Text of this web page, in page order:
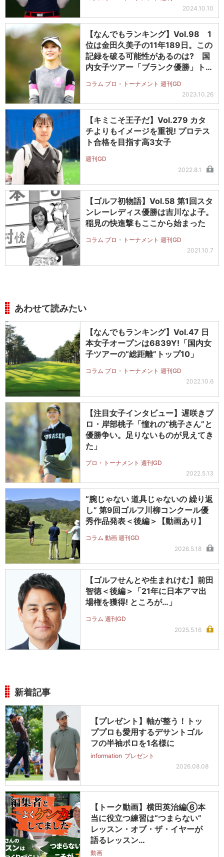
2024.10.10
【なんでもランキング】Vol.98 1
位は金田久美子の11年189日。この
記録を破る可能性があるのは? 国
内女子ツアー「ブランク優勝」トッ
コラム プロ・トーナメント 週刊GD
2023.10.26
【キミこそ王子だ】Vol.279 カタ
チよりもイメージを重視! プロテス
ト合格を目指す高3女子
週刊GD
2022.8.1
【ゴルフ初物語】Vol.58 第1回スタ
ンレーレディス優勝は吉川なよ子。
稲見の快進撃もここから始まった
コラム プロ・トーナメント 週刊GD
2021.10.7
あわせて読みたい
【なんでもランキング】Vol.47 日
本女子オープンは6839Y!「国内女
子ツアーの“総距離”トップ10」
コラム プロ・トーナメント 週刊GD
2022.10.6
【注目女子インタビュー】遅咲きプ
ロ・岸部桃子「憧れの“桃子さん”と
優勝争い。足りないものが見えてき
た」
プロ・トーナメント 週刊GD
2022.5.13
“腕じゃない 道具じゃないの 繰り返
し” 第9回ゴルフ川柳コンクール優
秀作品発表＜後編＞【動画あり】
コラム 動画 週刊GD
2026.5.18
【ゴルフせんとや生まれけむ】前田
智徳＜後編＞「21年に日本アマ出
場権を獲得! ところが…」
コラム 週刊GD
2025.5.16
新着記事
【プレゼント】軸が整う！トッ
ププロも愛用するデサントゴル
フの半袖ポロを1名様に
information プレゼント
2026.08.08
【トーク動画】横田英治編⑥本
当に役立つ練習は“つまらない”
レッスン・オブ・ザ・イヤーが
語るレッスン…
動画